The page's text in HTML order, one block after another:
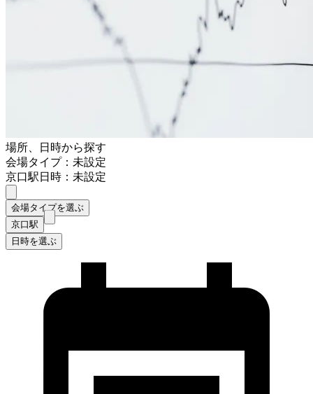
場所、日時から探す
会場タイプ：未設定
京口駅日時：未設定
会場タイプを選ぶ
京口駅
日時を選ぶ